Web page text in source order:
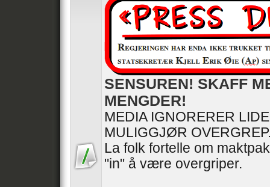
SENSUREN! SKAFF
MENGDER!
MEDIA IGNORERER
MULIGGJØR
La folk fortelle om
"in" å være overgriper.